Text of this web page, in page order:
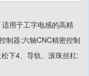
用于工字电感的高精
制器:六轴CNC精密控制
下4、导轨、滚珠丝杠: